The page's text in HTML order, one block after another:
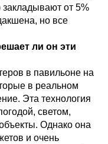
закладывают от 5%
но все
ли он эти
в павильоне на
в реальном
Эта технология
светом,
Однако она
и очень